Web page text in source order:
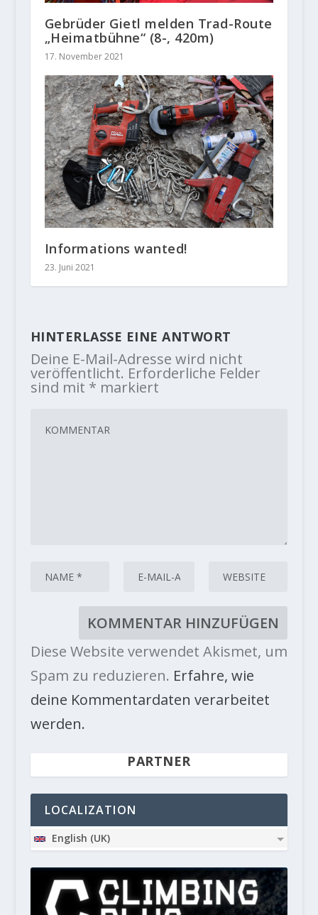
Gebrüder Gietl melden Trad-Route
„Heimatbühne“ (8-, 420m)
17. November 2021
Informations wanted!
23. Juni 2021
HINTERLASSE EINE ANTWORT
Deine E-Mail-Adresse wird nicht
veröffentlicht. Erforderliche Felder
sind mit * markiert
Diese Website verwendet Akismet, um
Spam zu reduzieren. Erfahre, wie
deine Kommentardaten verarbeitet
werden.
PARTNER
LOCALIZATION
English (UK)